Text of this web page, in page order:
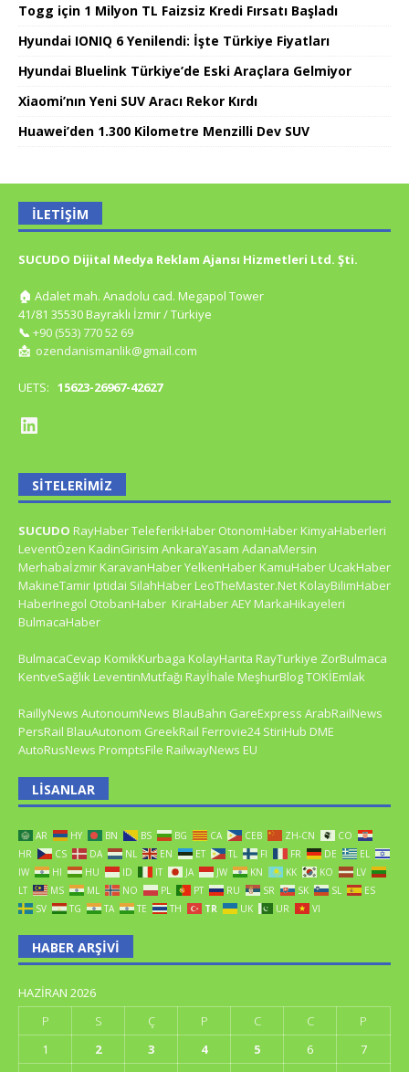
Togg için 1 Milyon TL Faizsiz Kredi Fırsatı Başladı
Hyundai IONIQ 6 Yenilendi: İşte Türkiye Fiyatları
Hyundai Bluelink Türkiye’de Eski Araçlara Gelmiyor
Xiaomi’nın Yeni SUV Aracı Rekor Kırdı
Huawei’den 1.300 Kilometre Menzilli Dev SUV
İLETIŞIM
SUCUDO Dijital Medya Reklam Ajansı Hizmetleri Ltd. Şti.
🏠 Adalet mah. Anadolu cad. Megapol Tower
41/81 35530 Bayraklı İzmir / Türkiye
📞 +90 (553) 770 52 69
📩 ozendanismanlik@gmail.com
UETS: 15623-26967-42627
SITELERIMIZ
SUCUDO RayHaberTeleferikHaber OtonomHaber KimyaHaberleri
LeventÖzen KadinGirisim AnkaraYasam AdanaMersin
Merhabaİzmir KaravanHaberYelkenHaber KamuHaber UcakHaber
MakineTamir Iptidai SilahHaber LeoTheMaster.Net KolayBilimHaber
HaberInegol OtobanHaber KiraHaberAEY MarkaHikayeleri
BulmacaHaber
BulmacaCevap KomikKurbaga KolayHarita RayTurkiye ZorBulmaca
KentveSağlık LeventinMutfağı Rayİhale MeşhurBlogTOKİEmlak
RaillyNews AutonoumNews BlauBahn GareExpress ArabRailNews
PersRail BlauAutonom GreekRail Ferrovie24 StiriHub DME
AutoRusNews PromptsFile RailwayNews EU
LISANLAR
AR HY BN BS BG CA CEB ZH-CN
CO
HR
CS DA NL EN ET TL FI FR DE
EL
IW
HI HU ID IT JA JW KN KK KO
LV
LT
MS ML NO PL PT RU SR SK SL
ES
SV
TG TA TE TH TR UK UR VI
HABER ARŞIVI
HAZIRAN 2026
P
S Ç P C C
P
1
2 3 4 5 6
7